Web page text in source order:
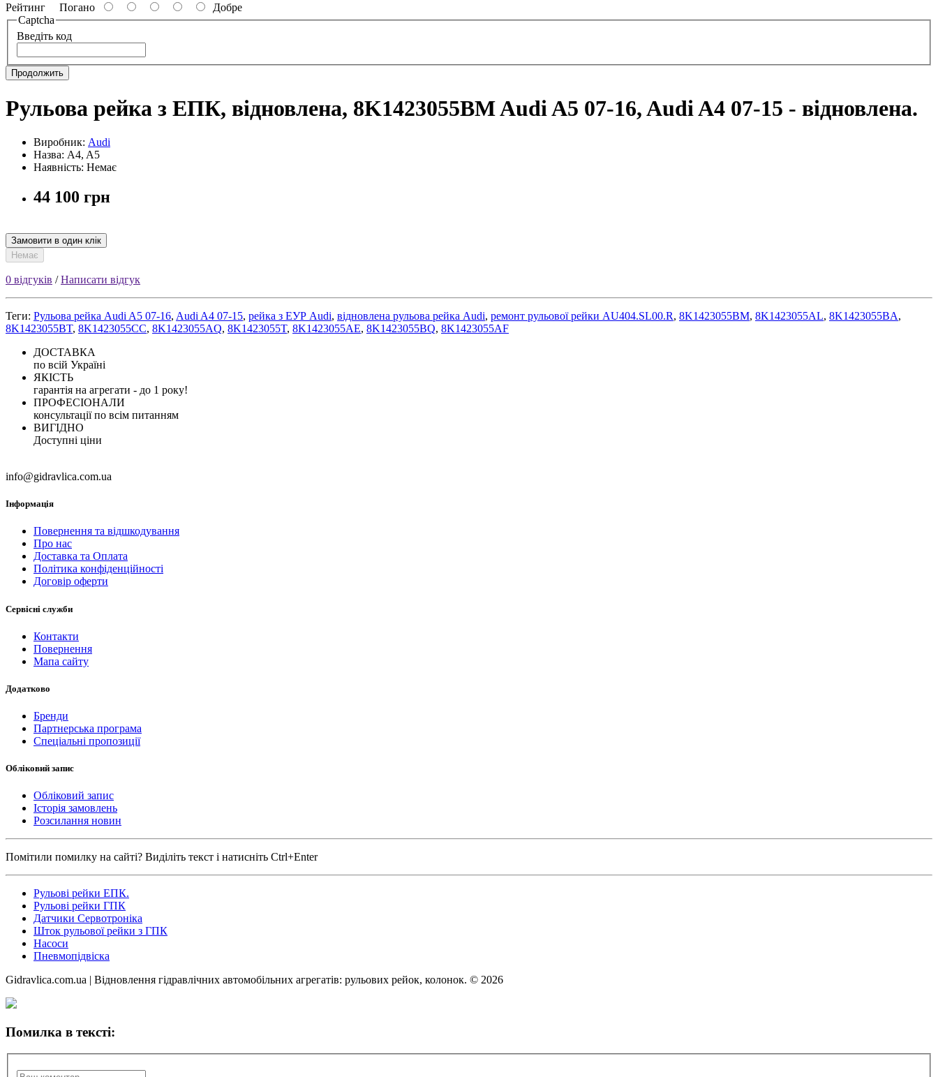
Рейтинг Погано
Добре
Captcha
Введіть код
Продолжить
Рульова рейка з ЕПК, відновлена, 8K1423055BM Audi A5 07-16, Audi A4 07-15 - відновлена.
Виробник: Audi
Назва: A4, A5
Наявність: Немає
44 100 грн
Замовити в один клік
Немає
0 відгуків /Написати відгук
Теги: Рульова рейка Audi A5 07-16, Audi A4 07-15, рейка з ЕУР Audi, відновлена рульова рейка Audi, ремонт рульової рейки AU404.SL00.R, 8K1423055BM, 8K1423055AL, 8K1423055BA,
8K1423055BT, 8K1423055CC, 8K1423055AQ, 8K1423055T, 8K1423055AE, 8K1423055BQ, 8K1423055AF
ДОСТАВКА
по всій Україні
ЯКІСТЬ
гарантія на агрегати - до 1 року!
ПРОФЕСІОНАЛИ
консультації по всім питанням
ВИГІДНО
Доступні ціни
info@gidravlica.com.ua
Інформація
Повернення та відшкодування
Про нас
Доставка та Оплата
Політика конфіденційності
Договір оферти
Сервісні служби
Контакти
Повернення
Мапа сайту
Додатково
Бренди
Партнерська програма
Спеціальні пропозиції
Обліковий запис
Обліковий запис
Історія замовлень
Розсилання новин
Помітили помилку на сайті? Виділіть текст і натисніть Ctrl+Enter
Рульові рейки ЕПК.
Рульові рейки ГПК
Датчики Сервотроніка
Шток рульової рейки з ГПК
Насоси
Пневмопідвіска
Gidravlica.com.ua | Відновлення гідравлічних автомобільних агрегатів: рульових рейок, колонок. © 2026
Помилка в тексті: